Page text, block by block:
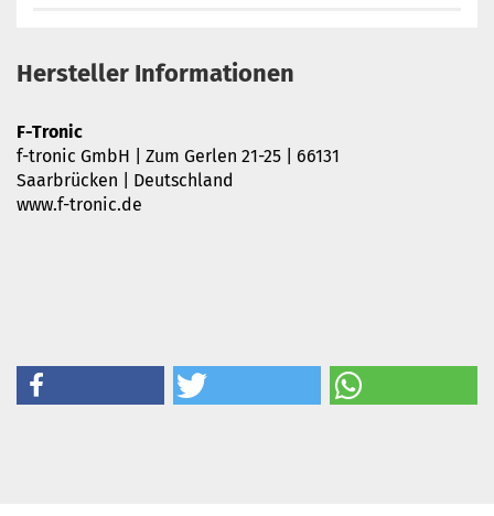
Hersteller Informationen
F-Tronic
f-tronic GmbH | Zum Gerlen 21-25 | 66131
Saarbrücken | Deutschland
www.f-tronic.de